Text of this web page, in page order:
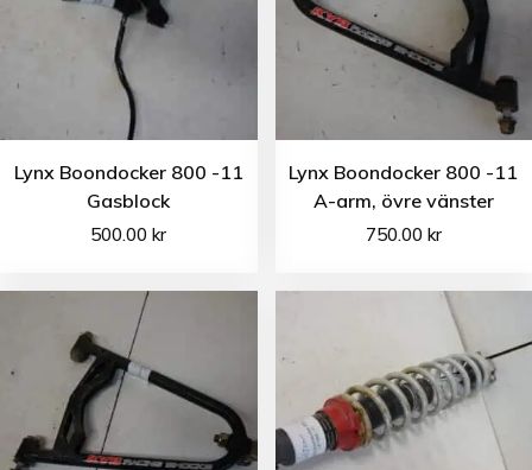
Lynx Boondocker 800 -11
Gasblock
500.00kr
Lynx Boondocker 800 -11
A-arm, övre vänster
750.00 kr